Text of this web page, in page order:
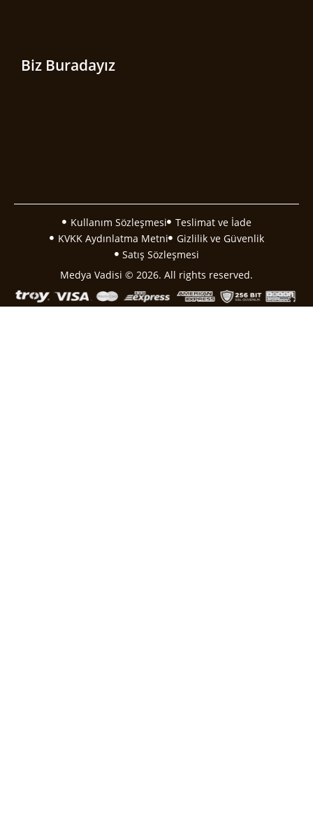
Biz Buradayız
Kullanım Sözleşmesi
Teslimat ve İade
KVKK Aydınlatma Metni
Gizlilik ve Güvenlik
Satış Sözleşmesi
Medya Vadisi © 2026. All rights reserved.